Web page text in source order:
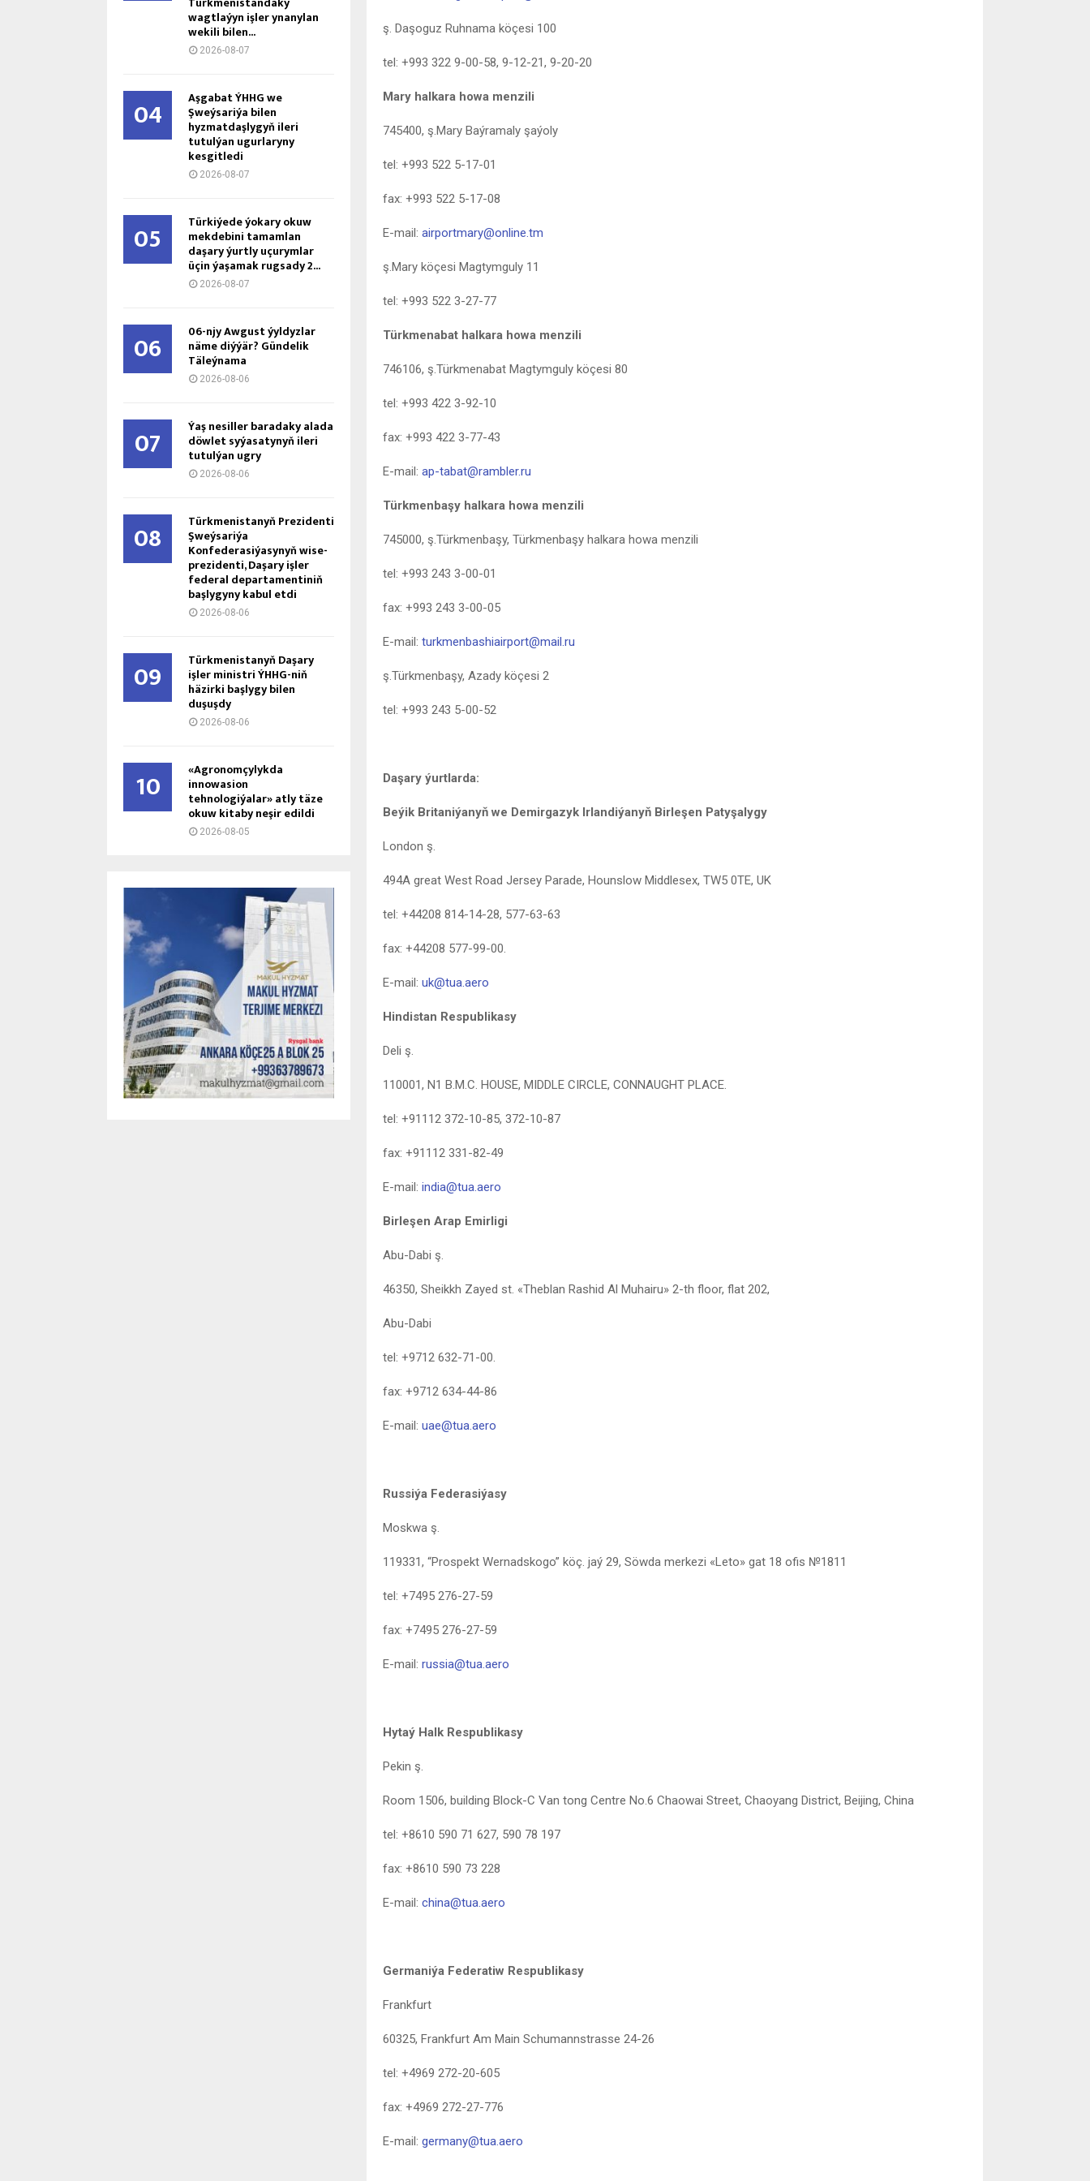
ş. Daşoguz Ruhnama köçesi 100
tel: +993 322 9-00-58, 9-12-21, 9-20-20
Mary halkara howa menzili
745400, ş.Mary Baýramaly şaýoly
tel: +993 522 5-17-01
fax: +993 522 5-17-08
E-mail: airportmary@online.tm
ş.Mary köçesi Magtymguly 11
tel: +993 522 3-27-77
Türkmenabat halkara howa menzili
746106, ş.Türkmenabat Magtymguly köçesi 80
tel: +993 422 3-92-10
fax: +993 422 3-77-43
E-mail: ap-tabat@rambler.ru
Türkmenbaşy halkara howa menzili
745000, ş.Türkmenbaşy, Türkmenbaşy halkara howa menzili
tel: +993 243 3-00-01
fax: +993 243 3-00-05
E-mail: turkmenbashiairport@mail.ru
ş.Türkmenbaşy, Azady köçesi 2
tel: +993 243 5-00-52
Daşary ýurtlarda:
Beýik Britaniýanyň we Demirgazyk Irlandiýanyň Birleşen Patyşalygy
London ş.
494A great West Road Jersey Parade, Hounslow Middlesex, TW5 0TE, UK
tel: +44208 814-14-28, 577-63-63
fax: +44208 577-99-00.
E-mail: uk@tua.aero
Hindistan Respublikasy
Deli ş.
110001, N1 B.M.C. HOUSE, MIDDLE CIRCLE, CONNAUGHT PLACE.
tel: +91112 372-10-85, 372-10-87
fax: +91112 331-82-49
E-mail: india@tua.aero
Birleşen Arap Emirligi
Abu-Dabi ş.
46350, Sheikkh Zayed st. «Theblan Rashid Al Muhairu» 2-th floor, flat 202,
Abu-Dabi
tel: +9712 632-71-00.
fax: +9712 634-44-86
E-mail: uae@tua.aero
Russiýa Federasiýasy
Moskwa ş.
119331, “Prospekt Wernadskogo” köç. jaý 29, Söwda merkezi «Leto» gat 18 ofis №1811
tel: +7495 276-27-59
fax: +7495 276-27-59
E-mail: russia@tua.aero
Hytaý Halk Respublikasy
Pekin ş.
Room 1506, building Block-C Van tong Centre No.6 Chaowai Street, Chaoyang District, Beijing, China
tel: +8610 590 71 627, 590 78 197
fax: +8610 590 73 228
E-mail: china@tua.aero
Germaniýa Federatiw Respublikasy
Frankfurt
60325, Frankfurt Am Main Schumannstrasse 24-26
tel: +4969 272-20-605
fax: +4969 272-27-776
E-mail: germany@tua.aero
wagtlaýyn işler ynanylan
wekili bilen...
2026-08-07
04 Aşgabat ÝHHG we
Şweýsariýa bilen
hyzmatdaşlygyň ileri
tutulýan ugurlaryny
kesgitledi
2026-08-07
05 Türkiýede ýokary okuw
mekdebini tamamlan
daşary ýurtly uçurymlar
üçin ýaşamak rugsady 2...
2026-08-07
06 06-njy Awgust ýyldyzlar
näme diýýär? Gündelik
Täleýnama
2026-08-06
07 Ýaş ne­sil­ler ba­ra­da­ky ala­da
döw­let sy­ýa­sa­ty­nyň ile­ri
tu­tul­ýan ug­ry
2026-08-06
08 Türkmenistanyň Prezidenti
Şweýsariýa
Konfederasiýasynyň wise-
prezidenti, Daşary işler
federal departamentiniň
başlygyny kabul etdi
2026-08-06
09 Türkmenistanyň Daşary
işler ministri ÝHHG-niň
häzirki başlygy bilen
duşuşdy
2026-08-06
10 «Agronomçylykda
innowasion
tehnologiýalar» atly täze
okuw kitaby neşir edildi
2026-08-05